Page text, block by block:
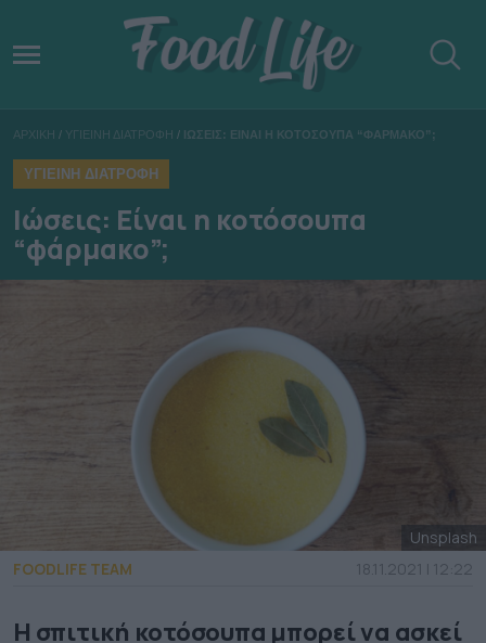
ΑΡΧΙΚΗ / ΥΓΙΕΙΝΗ ΔΙΑΤΡΟΦΗ / ΙΩΣΕΙΣ: ΕΙΝΑΙ Η ΚΟΤΟΣΟΥΠΑ “ΦΑΡΜΑΚΟ”;
ΥΓΙΕΙΝΗ ΔΙΑΤΡΟΦΗ
Ιώσεις: Είναι η κοτόσουπα
“φάρμακο”;
Unsplash
FOODLIFE TEAM
18.11.2021 | 12:22
Η σπιτική κοτόσουπα μπορεί να ασκεί